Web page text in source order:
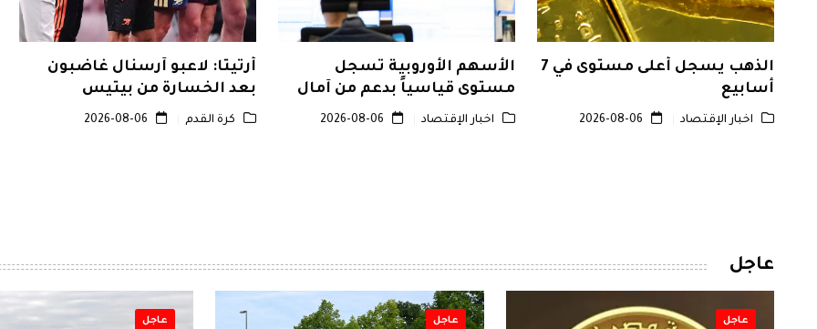
الذهب يسجل أعلى مستوى في 7
أسابيع
اخبار الإقتصاد
الأسهم الأوروبية تسجل
مستوى قياسياً بدعم من آمال
التهدئة ونتائج الشركات
اخبار الإقتصاد
أرتيتا: لاعبو آرسنال غاضبون
بعد الخسارة من بيتيس
كرة القدم
عاجل
عاجل عاجل عاجل